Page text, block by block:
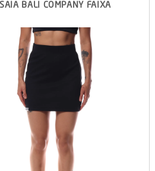
SAIA BALI COMPANY FAIXA